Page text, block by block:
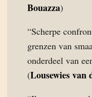
Bouazza)
“Scherpe
grenzen van
onderdeel van
(Lousewies van